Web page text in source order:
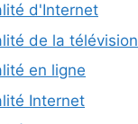
d'Internet
de la télévision
en ligne
Internet